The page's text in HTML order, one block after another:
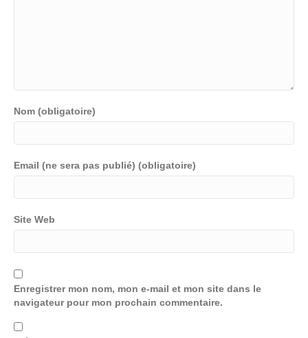
Nom (obligatoire)
Email (ne sera pas publié) (obligatoire)
Site Web
Enregistrer mon nom, mon e-mail et mon site dans le
navigateur pour mon prochain commentaire.